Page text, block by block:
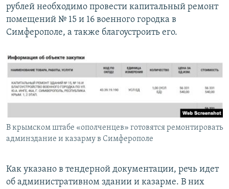
рублей необходимо провести капитальный ремонт
помещений № 15 и 16 военного городка в
Симферополе, а также благоустроить его.
В крымском штабе «ополченцев» готовятся ремонтировать
админздание и казарму в Симферополе
Как указано в тендерной документации, речь идет
об административном здании и казарме. В них